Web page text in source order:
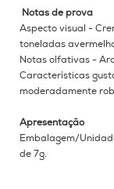
Notas de prova
Aspecto visual -
toneladas
Notas olfativas -
Características
moderadamente
Apresentação
Embalagem/
de 7g.